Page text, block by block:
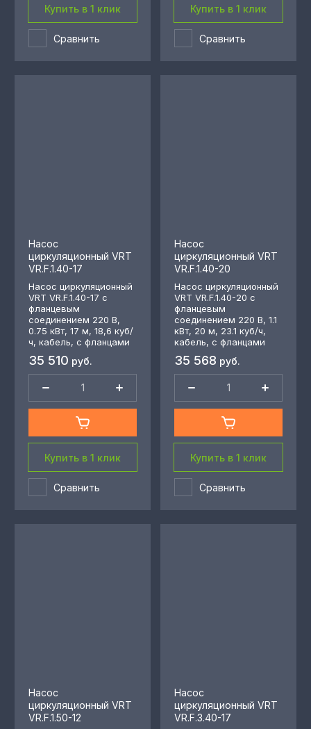
Купить в 1 клик
Сравнить
Купить в 1 клик
Сравнить
Насос
циркуляционный VRT
VR.F.1.40-17
Насос циркуляционный
VRT VR.F.1.40-17 с
фланцевым
соединением 220 В,
0.75 кВт, 17 м, 18,6 куб/
ч, кабель, с фланцами
35 510 руб.
Купить в 1 клик
Сравнить
Насос
циркуляционный VRT
VR.F.1.40-20
Насос циркуляционный
VRT VR.F.1.40-20 с
фланцевым
соединением 220 В, 1.1
кВт, 20 м, 23.1 куб/ч,
кабель, с фланцами
35 568 руб.
Купить в 1 клик
Сравнить
Насос
циркуляционный VRT
VR.F.1.50-12
Насос
циркуляционный VRT
VR.F.3.40-17